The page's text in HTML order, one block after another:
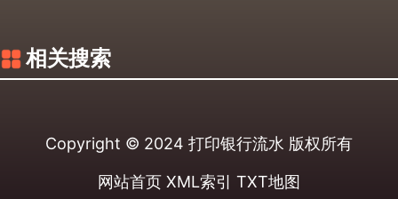
相关搜索
Copyright © 2024 打印银行流水 版权所有
网站首页 XML索引 TXT地图